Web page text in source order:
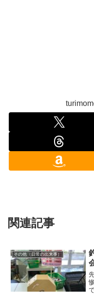
関連記事
その他（日常の出来事）